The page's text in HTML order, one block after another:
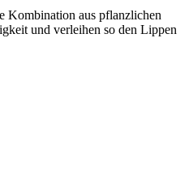
Kombination aus pflanzlichen
und verleihen so den Lippen